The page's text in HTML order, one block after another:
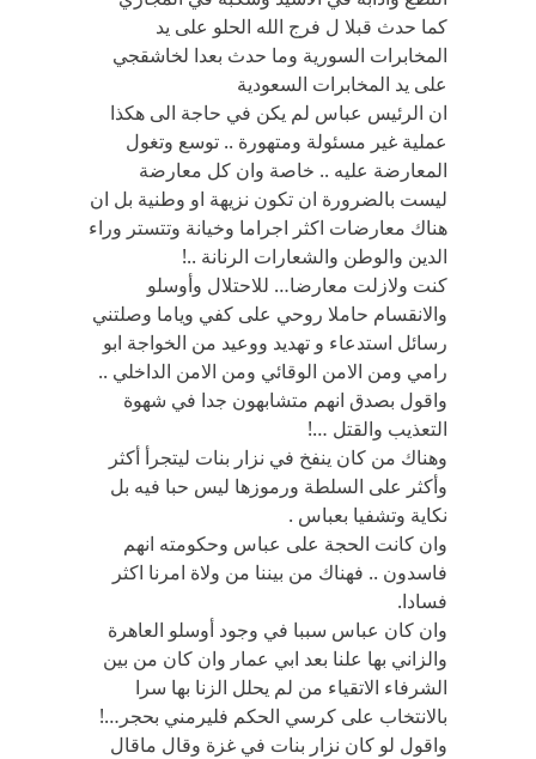
كما حدث قبلا ل فرج الله الحلو على يد
المخابرات السورية وما حدث بعدا لخاشقجي
على يد المخابرات السعودية
ان الرئيس عباس لم يكن في حاجة الى هكذا
عملية غير مسئولة ومتهورة .. توسع وتغول
المعارضة عليه .. خاصة وان كل معارضة
ليست بالضرورة ان تكون نزيهة او وطنية بل ان
هناك معارضات اكثر اجراما وخيانة وتتستر وراء
الدين والوطن والشعارات الرنانة ..!
كنت ولازلت معارضا… للاحتلال وأوسلو
والانقسام حاملا روحي على كفي وياما وصلتني
رسائل استدعاء و تهديد ووعيد من الخواجة ابو
رامي ومن الامن الوقائي ومن الامن الداخلي ..
واقول بصدق انهم متشابهون جدا في شهوة
التعذيب والقتل …!
وهناك من كان ينفخ في نزار بنات ليتجرأ أكثر
وأكثر على السلطة ورموزها ليس حبا فيه بل
نكاية وتشفيا بعباس .
وان كانت الحجة على عباس وحكومته انهم
فاسدون .. فهناك من بيننا من ولاة امرنا اكثر
فسادا.
وان كان عباس سببا في وجود أوسلو العاهرة
والزاني بها علنا بعد ابي عمار وان كان من بين
الشرفاء الاتقياء من لم يحلل الزنا بها سرا
بالانتخاب على كرسي الحكم فليرمني بحجر…!
واقول لو كان نزار بنات في غزة وقال ماقال